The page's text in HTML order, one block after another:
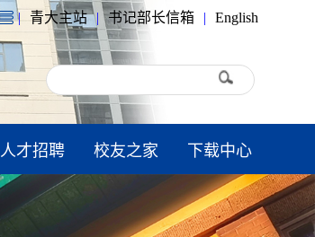
| 青大主站 | 书记部长信箱 | English
人才招聘 校友之家 下载中心